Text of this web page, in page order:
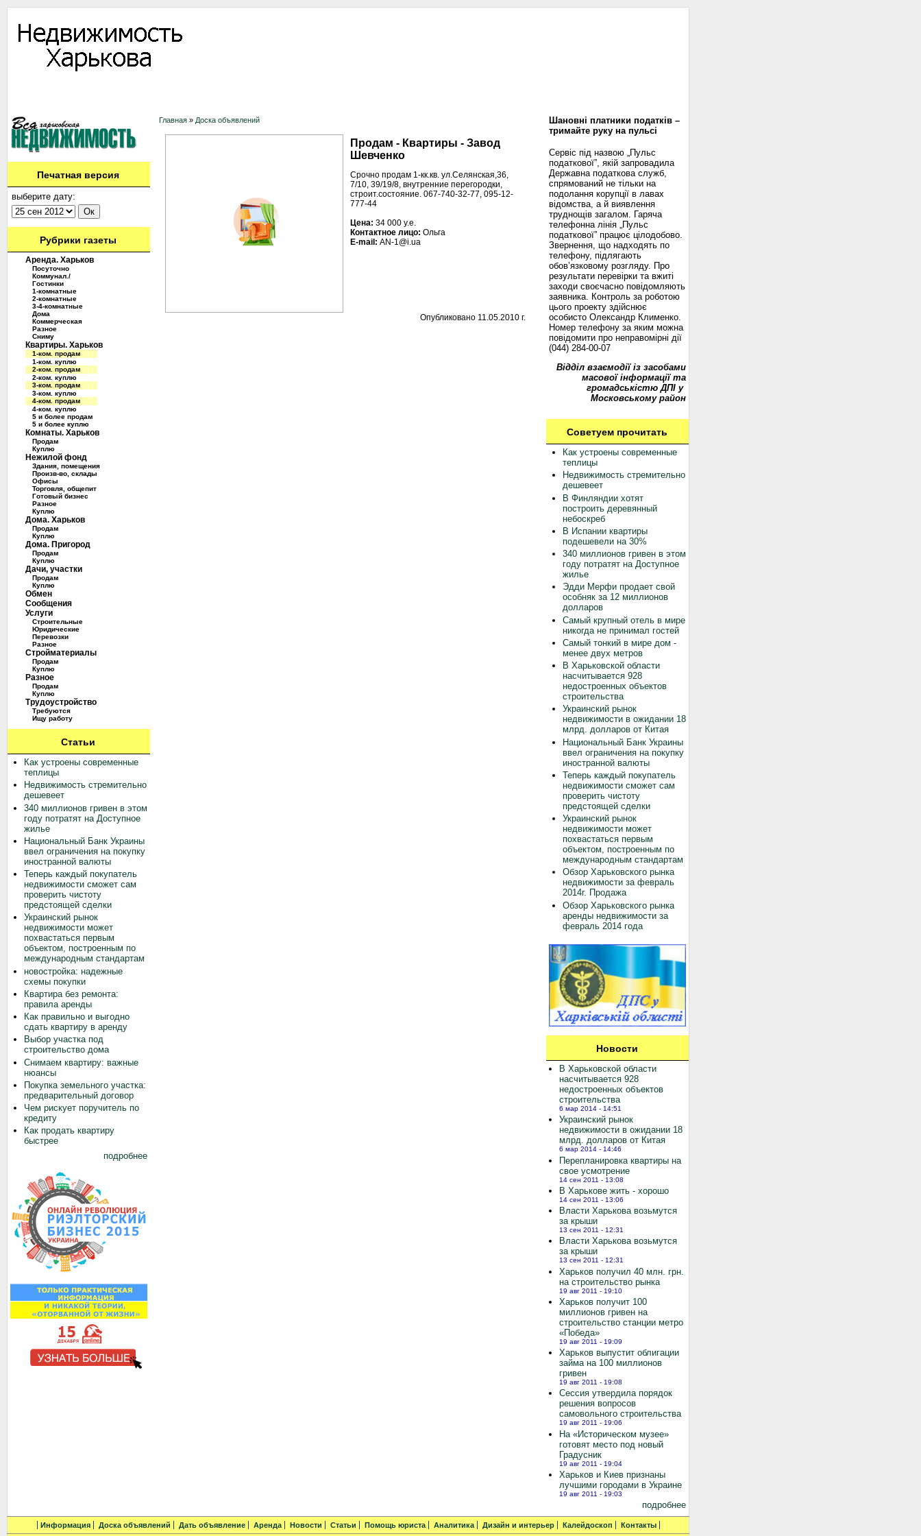
Печатная версия
выберите дату:
Рубрики газеты
Аренда. Харьков
Посуточно
Коммунал./
Гостинки
1-комнатные
2-комнатные
3-4-комнатные
Дома
Коммерческая
Разное
Сниму
Квартиры. Харьков
1-ком. продам
1-ком. куплю
2-ком. продам
2-ком. куплю
3-ком. продам
3-ком. куплю
4-ком. продам
4-ком. куплю
5 и более продам
5 и более куплю
Комнаты. Харьков
Продам
Куплю
Нежилой фонд
Здания, помещения
Произв-во, склады
Офисы
Торговля, общепит
Готовый бизнес
Разное
Куплю
Дома. Харьков
Продам
Куплю
Дома. Пригород
Продам
Куплю
Дачи, участки
Продам
Куплю
Обмен
Сообщения
Услуги
Строительные
Юридические
Перевозки
Разное
Стройматериалы
Продам
Куплю
Разное
Продам
Куплю
Трудоустройство
Требуются
Ищу работу
Статьи
Как устроены современные
теплицы
Недвижимость стремительно
дешевеет
340 миллионов гривен в этом
году потратят на Доступное
жилье
Национальный Банк Украины
ввел ограничения на покупку
иностранной валюты
Теперь каждый покупатель
недвижимости сможет сам
проверить чистоту
предстоящей сделки
Украинский рынок
недвижимости может
похвастаться первым
объектом, построенным по
международным стандартам
новостройка: надежные
схемы покупки
Квартира без ремонта:
правила аренды
Как правильно и выгодно
сдать квартиру в аренду
Выбор участка под
строительство дома
Снимаем квартиру: важные
нюансы
Покупка земельного участка:
предварительный договор
Чем рискует поручитель по
кредиту
Как продать квартиру
быстрее
подробнее
Главная » Доска объявлений
Продам - Квартиры - Завод
Шевченко
Срочно продам 1-кк.кв. ул.Селянская,36,
7/10, 39/19/8, внутренние перегородки,
строит.состояние. 067-740-32-77, 095-12-
777-44
Цена: 34 000 у.е.
Контактное лицо: Ольга
E-mail: AN-1@i.ua
Опубликовано 11.05.2010 г.
Шановні платники податків –
тримайте руку на пульсі
Сервіс під назвою „Пульс
податкової”, якій запровадила
Державна податкова служб,
спрямований не тільки на
подолання корупції в лавах
відомства, а й виявлення
труднощів загалом. Гаряча
телефонна лінія „Пульс
податкової” працює цілодобово.
Звернення, що надходять по
телефону, підлягають
обов’язковому розгляду. Про
результати перевірки та вжиті
заходи своєчасно повідомляють
заявника. Контроль за роботою
цього проекту здійснює
особисто Олександр Клименко.
Номер телефону за яким можна
повідомити про неправомірні дії
(044) 284-00-07
Відділ взаємодії із засобами
масової інформації та
громадськістю ДПІ у
Московському район
Советуем прочитать
Как устроены современные
теплицы
Недвижимость стремительно
дешевеет
В Финляндии хотят
построить деревянный
небоскреб
В Испании квартиры
подешевели на 30%
340 миллионов гривен в этом
году потратят на Доступное
жилье
Эдди Мерфи продает свой
особняк за 12 миллионов
долларов
Самый крупный отель в мире
никогда не принимал гостей
Самый тонкий в мире дом -
менее двух метров
В Харьковской области
насчитывается 928
недостроенных объектов
строительства
Украинский рынок
недвижимости в ожидании 18
млрд. долларов от Китая
Национальный Банк Украины
ввел ограничения на покупку
иностранной валюты
Теперь каждый покупатель
недвижимости сможет сам
проверить чистоту
предстоящей сделки
Украинский рынок
недвижимости может
похвастаться первым
объектом, построенным по
международным стандартам
Обзор Харьковского рынка
недвижимости за февраль
2014г. Продажа
Обзор Харьковского рынка
аренды недвижимости за
февраль 2014 года
Новости
В Харьковской области
насчитывается 928
недостроенных объектов
строительства
6 мар 2014 - 14:51
Украинский рынок
недвижимости в ожидании 18
млрд. долларов от Китая
6 мар 2014 - 14:46
Перепланировка квартиры на
свое усмотрение
14 сен 2011 - 13:08
В Харькове жить - хорошо
14 сен 2011 - 13:06
Власти Харькова возьмутся
за крыши
13 сен 2011 - 12:31
Власти Харькова возьмутся
за крыши
13 сен 2011 - 12:31
Харьков получил 40 млн. грн.
на строительство рынка
19 авг 2011 - 19:10
Харьков получит 100
миллионов гривен на
строительство станции метро
«Победа»
19 авг 2011 - 19:09
Харьков выпустит облигации
займа на 100 миллионов
гривен
19 авг 2011 - 19:08
Сессия утвердила порядок
решения вопросов
самовольного строительства
19 авг 2011 - 19:06
На «Историческом музее»
готовят место под новый
Градусник
19 авг 2011 - 19:04
Харьков и Киев признаны
лучшими городами в Украине
19 авг 2011 - 19:03
подробнее
Информация Доска объявлений Дать объявление Аренда Новости Статьи Помощь юриста Аналитика Дизайн и интерьер Калейдоскоп Контакты